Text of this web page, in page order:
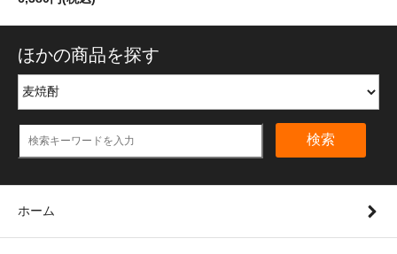
ほかの商品を探す
検索
ホーム